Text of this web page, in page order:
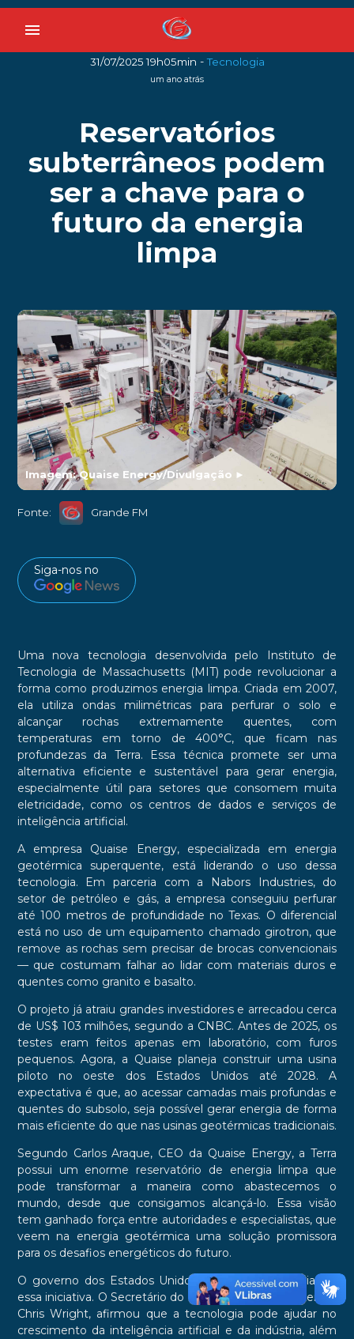
menu
31/07/2025 19h05min -Tecnologia
um ano atrás
Reservatórios
subterrâneos podem
ser a chave para o
futuro da energia
limpa
Imagem: Quaise Energy/Divulgação ►
Fonte: Grande FM
Siga-nos no
Uma nova tecnologia desenvolvida pelo Instituto de
Tecnologia de Massachusetts (MIT) pode revolucionar a
forma como produzimos energia limpa. Criada em 2007,
ela utiliza ondas milimétricas para perfurar o solo e
alcançar rochas extremamente quentes, com
temperaturas em torno de 400°C, que ficam nas
profundezas da Terra. Essa técnica promete ser uma
alternativa eficiente e sustentável para gerar energia,
especialmente útil para setores que consomem muita
eletricidade, como os centros de dados e serviços de
inteligência artificial.
A empresa Quaise Energy, especializada em energia
geotérmica superquente, está liderando o uso dessa
tecnologia. Em parceria com a Nabors Industries, do
setor de petróleo e gás, a empresa conseguiu perfurar
até 100 metros de profundidade no Texas. O diferencial
está no uso de um equipamento chamado girotron, que
remove as rochas sem precisar de brocas convencionais
— que costumam falhar ao lidar com materiais duros e
quentes como granito e basalto.
O projeto já atraiu grandes investidores e arrecadou cerca
de US$ 103 milhões, segundo a CNBC. Antes de 2025, os
testes eram feitos apenas em laboratório, com furos
pequenos. Agora, a Quaise planeja construir uma usina
piloto no oeste dos Estados Unidos até 2028. A
expectativa é que, ao acessar camadas mais profundas e
quentes do subsolo, seja possível gerar energia de forma
mais eficiente do que nas usinas geotérmicas tradicionais.
Segundo Carlos Araque, CEO da Quaise Energy, a Terra
possui um enorme reservatório de energia limpa que
pode transformar a maneira como abastecemos o
mundo, desde que consigamos alcançá-lo. Essa visão
tem ganhado força entre autoridades e especialistas, que
veem na energia geotérmica uma solução promissora
para os desafios energéticos do futuro.
O governo dos Estados Unidos também está apoiando
essa iniciativa. O Secretário do Departamento de Energia,
Chris Wright, afirmou que a tecnologia pode ajudar no
crescimento da inteligência artificial e da indústria, além